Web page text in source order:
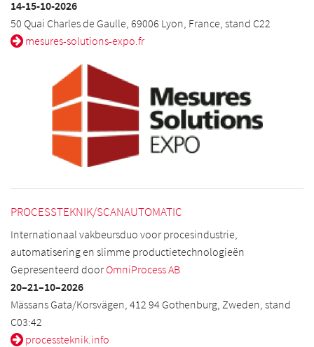
14-15-10-2026
50 Quai Charles de Gaulle, 69006 Lyon, France, stand C22
mesures-solutions-expo.fr
PROCESSTEKNIK/SCANAUTOMATIC
Internationaal vakbeursduo voor procesindustrie,
automatisering en slimme productietechnologieën
Gepresenteerd door OmniProcess AB
20–21–10–2026
Mässans Gata/Korsvägen, 412 94 Gothenburg, Zweden, stand
C03:42
processteknik.info